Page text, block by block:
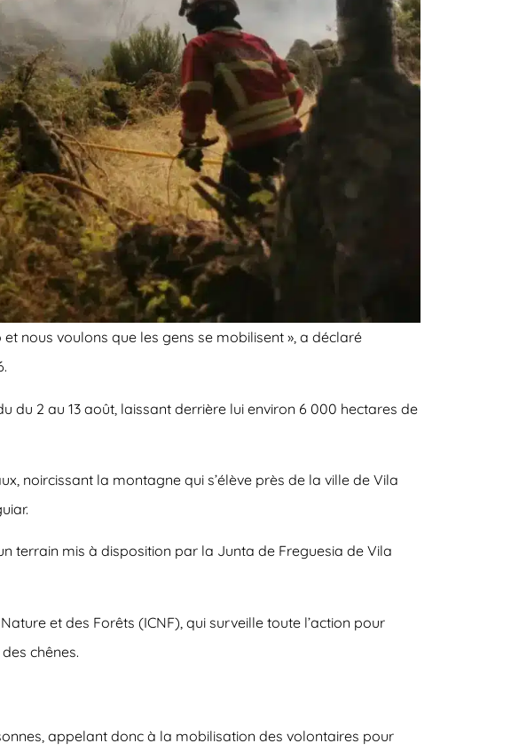
nous voulons que les gens se mobilisent », a déclaré
du 2 au 13 août, laissant derrière lui environ 6 000 hectares de
noircissant la montagne qui s’élève près de la ville de Vila
terrain mis à disposition par la Junta de Freguesia de Vila
et des Forêts (ICNF), qui surveille toute l’action pour
chênes.
appelant donc à la mobilisation des volontaires pour